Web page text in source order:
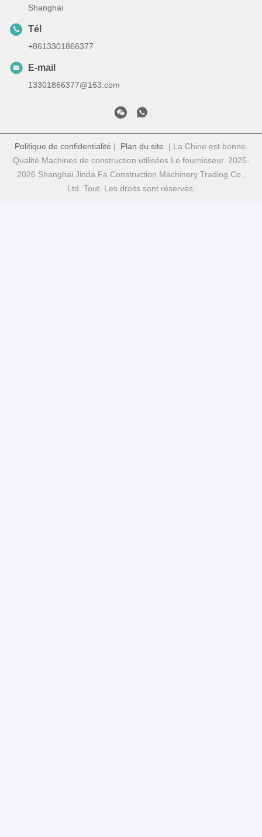
Shanghai
Tél
+8613301866377
E-mail
13301866377@163.com
Politique de confidentialité | Plan du site | La Chine est bonne.
Qualité Machines de construction utilisées Le fournisseur. 2025-
2026 Shanghai Jinda Fa Construction Machinery Trading Co.,
Ltd. Tout. Les droits sont réservés.